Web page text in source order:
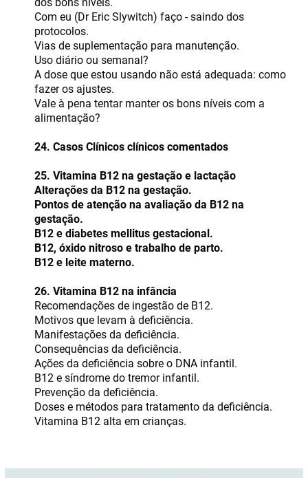
Com eu (Dr Eric Slywitch) faço - saindo dos
protocolos.
Vias de suplementação para manutenção.
Uso diário ou semanal?
A dose que estou usando não está adequada: como
fazer os ajustes.
Vale à pena tentar manter os bons níveis com a
alimentação?
24. Casos Clínicos clínicos comentados
25. Vitamina B12 na gestação e lactação
Alterações da B12 na gestação.
Pontos de atenção na avaliação da B12 na
gestação.
B12 e diabetes mellitus gestacional.
B12, óxido nitroso e trabalho de parto.
B12 e leite materno.
26. Vitamina B12 na infância
Recomendações de ingestão de B12.
Motivos que levam à deficiência.
Manifestações da deficiência.
Consequências da deficiência.
Ações da deficiência sobre o DNA infantil.
B12 e síndrome do tremor infantil.
Prevenção da deficiência.
Doses e métodos para tratamento da deficiência.
Vitamina B12 alta em crianças.